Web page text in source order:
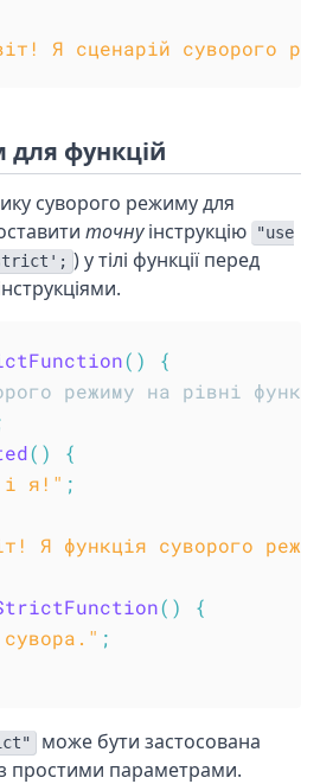
Я сценарій суворого
функцій
суворого режиму для
точнуінструкцію
"use
) у тілі функції перед
( )
{
режиму на рівні
( )
{
і я!" ;
Я функція суворого
( )
{
;
може бути застосована
простими параметрами.